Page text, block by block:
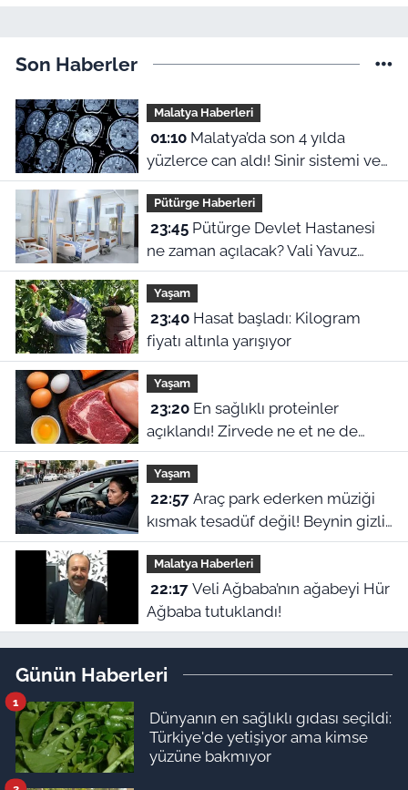
Son Haberler
Malatya Haberleri
01:10Malatya’da son 4 yılda
yüzlerce can aldı! Sinir sistemi ve
duyu organı hastalıklarında şok
veriler
Pütürge Haberleri
23:45Pütürge Devlet Hastanesi
ne zaman açılacak? Vali Yavuz
açıkladı
Yaşam
23:40Hasat başladı: Kilogram
fiyatı altınla yarışıyor
Yaşam
23:20En sağlıklı proteinler
açıklandı! Zirvede ne et ne de
yumurta var
Yaşam
22:57Araç park ederken müziği
kısmak tesadüf değil! Beynin gizli
refleksiymiş
Malatya Haberleri
22:17Veli Ağbaba’nın ağabeyi Hür
Ağbaba tutuklandı!
Günün Haberleri
Dünyanın en sağlıklı gıdası seçildi:
Türkiye'de yetişiyor ama kimse
yüzüne bakmıyor
1